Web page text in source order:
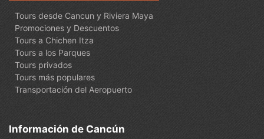
Tours desde Cancun y Riviera Maya
Promociones y Descuentos
Tours a Chichen Itza
Tours a los Parques
Tours privados
Tours más populares
Transportación del Aeropuerto
Información de Cancún